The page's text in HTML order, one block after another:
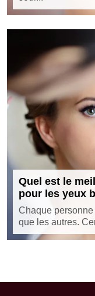
Quel est le
pour les yeux
Chaque
que les autres.